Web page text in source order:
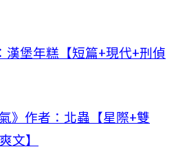
漢堡年糕【短篇+現代+刑偵
》作者：北蟲【星際+雙
文】